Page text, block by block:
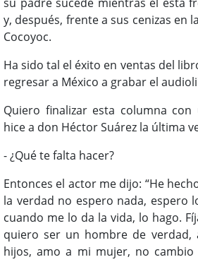
su padre sucede mientras él está
y, después, frente a sus cenizas en
Cocoyoc.
Ha sido tal el éxito en ventas del
regresar a México a grabar el
Quiero finalizar esta columna
hice a don Héctor Suárez la última
- ¿Qué te falta hacer?
Entonces el actor me dijo: “He
la verdad no espero nada, espero
cuando me lo da la vida, lo hago.
quiero ser un hombre de verdad,
hijos, amo a mi mujer, no